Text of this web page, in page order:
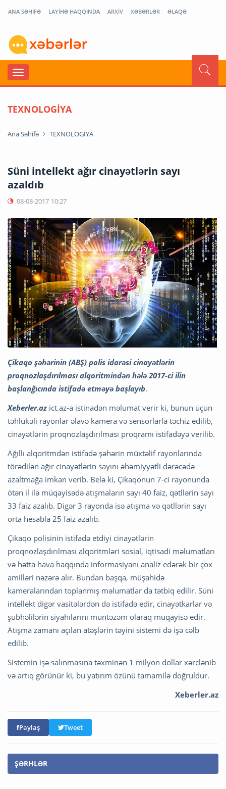
ANA SƏHİFƏ LAYİHƏ HAQQINDA ARXİV XƏBƏRLƏR ƏLAQƏ
TEXNOLOGİYA
Ana Səhifə TEXNOLOGİYA
Süni intellekt ağır cinayətlərin sayı
azaldıb
08-08-2017 10:27
Çikaqo şəhərinin (ABŞ) polis idarəsi cinayətlərin
proqnozlaşdırılması alqoritmindən hələ 2017-ci ilin
başlanğıcında istifadə etməyə başlayıb.
Xeberler.az ict.az-a istinadən məlumat verir ki, bunun üçün
təhlükəli rayonlar əlavə kamera və sensorlarla təchiz edilib,
cinayətlərin proqnozlaşdırılması proqramı istifadəyə verilib.
Ağıllı alqoritmdən istifadə şəhərin müxtəlif rayonlarında
törədilən ağır cinayətlərin sayını əhəmiyyətli dərəcədə
azaltmağa imkan verib. Belə ki, Çikaqonun 7-ci rayonunda
ötən il ilə müqayisədə atışmaların sayı 40 faiz, qətllərin sayı
33 faiz azalıb. Digər 3 rayonda isə atışma və qətllərin sayı
orta hesabla 25 faiz azalıb.
Çikaqo polisinin istifadə etdiyi cinayətlərin
proqnozlaşdırılması alqoritmləri sosial, iqtisadi məlumatları
və hətta hava haqqında informasiyanı analiz edərək bir çox
amilləri nəzərə alır. Bundan başqa, müşahidə
kameralarından toplanmış məlumatlar da tətbiq edilir. Süni
intellekt digər vasitələrdən də istifadə edir, cinayətkarlar və
şübhəlilərin siyahılarını müntəzəm olaraq müqayisə edir.
Atışma zamanı açılan atəşlərin təyini sistemi də işə cəlb
edilib.
Sistemin işə salınmasına təxminən 1 milyon dollar xərclənib
və artıq görünür ki, bu yatırım özünü tamamilə doğruldur.
Xeberler.az
Paylaş Tweet
ŞƏRHLƏR